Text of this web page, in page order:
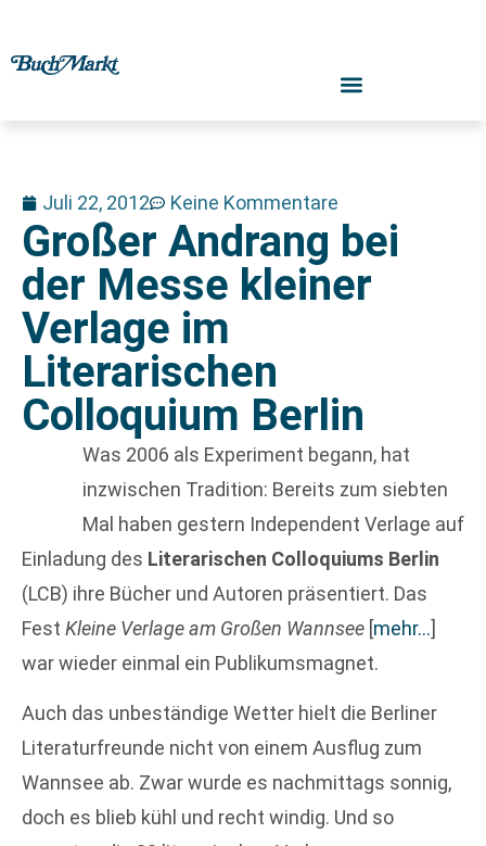
Juli 22, 2012 Keine Kommentare
Großer Andrang bei
der Messe kleiner
Verlage im
Literarischen
Colloquium Berlin
Was 2006 als Experiment begann, hat
inzwischen Tradition: Bereits zum siebten
Mal haben gestern Independent Verlage auf
Einladung des Literarischen Colloquiums Berlin
(LCB) ihre Bücher und Autoren präsentiert. Das
Fest Kleine Verlage am Großen Wannsee [mehr…]
war wieder einmal ein Publikumsmagnet.
Auch das unbeständige Wetter hielt die Berliner
Literaturfreunde nicht von einem Ausflug zum
Wannsee ab. Zwar wurde es nachmittags sonnig,
doch es blieb kühl und recht windig. Und so